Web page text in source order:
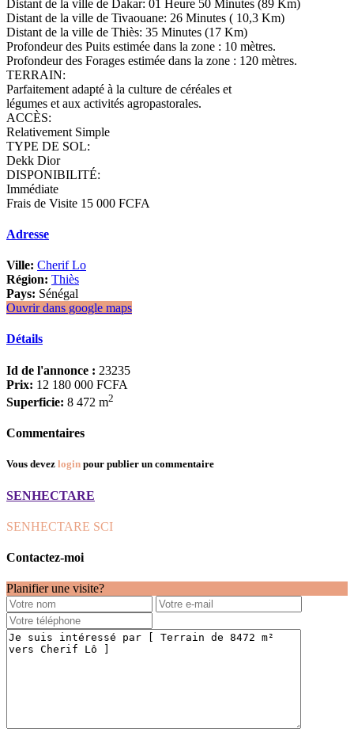
Distant de la ville de Dakar: 01 Heure 50 Minutes (89 Km)
Distant de la ville de Tivaouane: 26 Minutes ( 10,3 Km)
Distant de la ville de Thiès: 35 Minutes (17 Km)
Profondeur des Puits estimée dans la zone : 10 mètres.
Profondeur des Forages estimée dans la zone : 120 mètres.
TERRAIN:
Parfaitement adapté à la culture de céréales et
légumes et aux activités agropastorales.
ACCÈS:
Relativement Simple
TYPE DE SOL:
Dekk Dior
DISPONIBILITÉ:
Immédiate
Frais de Visite 15 000 FCFA
Adresse
Ville: Cherif Lo
Région: Thiès
Pays: Sénégal
Ouvrir dans google maps
Détails
Id de l'annonce : 23235
Prix: 12 180 000 FCFA
Superficie: 8 472 m2
Commentaires
Vous devez login pour publier un commentaire
SENHECTARE
SENHECTARE SCI
Contactez-moi
Planifier une visite?